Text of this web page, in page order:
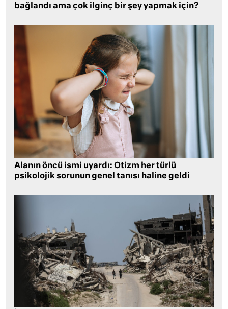
bağlandı ama çok ilginç bir şey yapmak için?
Alanın öncü ismi uyardı: Otizm her türlü
psikolojik sorunun genel tanısı haline geldi